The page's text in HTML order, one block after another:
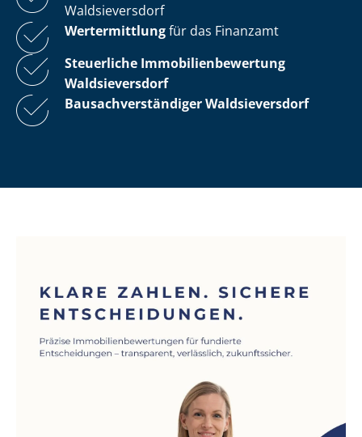
Waldsieversdorf
Wertermittlungfür das Finanzamt
Steuerliche Im­mo­bi­li­en­be­wer­tung
Waldsieversdorf
Bau­sach­ver­stän­di­ger Waldsieversdorf